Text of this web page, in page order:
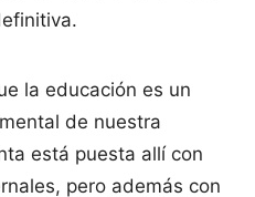
la educación es un
de nuestra
está puesta allí con
pero además con